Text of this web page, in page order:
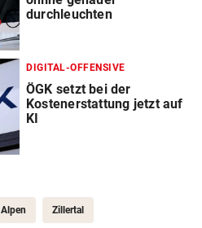
durchleuchten
DIGITAL-OFFENSIVE
ÖGK setzt bei der
Kostenerstattung jetzt auf
KI
Alpen Zillertal